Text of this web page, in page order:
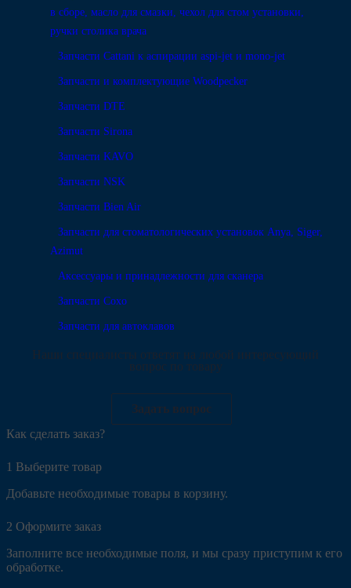
в сборе, масло для смазки, чехол для стом установки,
ручки столика врача
Запчасти Cattani к аспирации aspi-jet и mono-jet
Запчасти и комплектующие Woodpecker
Запчасти DTE
Запчасти Sirona
Запчасти KAVO
Запчасти NSK
Запчасти Bien Air
Запчасти для стоматологических установок Anya, Siger,
Azimut
Аксессуары и принадлежности для сканера
Запчасти Coxo
Запчасти для автоклавов
Наши специалисты ответят на любой интересующий
вопрос по товару
Задать вопрос
Как сделать заказ?
1 Выберите товар
Добавьте необходимые товары в корзину.
2 Оформите заказ
Заполните все необходимые поля, и мы сразу приступим к его
обработке.